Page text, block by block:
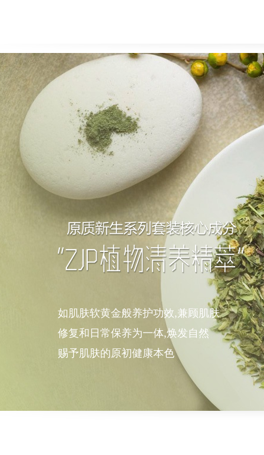
如肌肤软黄金般养护功效,兼顾肌肤
修复和日常保养为一体,焕发自然
赐予肌肤的原初健康本色